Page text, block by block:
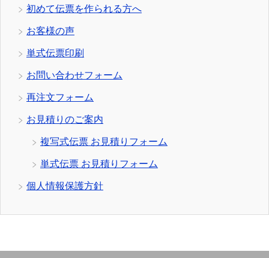
初めて伝票を作られる方へ
お客様の声
単式伝票印刷
お問い合わせフォーム
再注文フォーム
お見積りのご案内
複写式伝票 お見積りフォーム
単式伝票 お見積りフォーム
個人情報保護方針